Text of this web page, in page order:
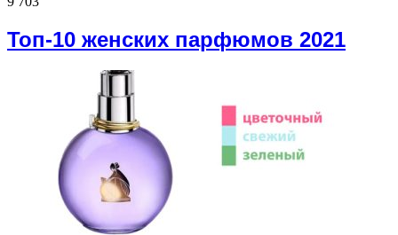
Топ-10 женских парфюмов 2021